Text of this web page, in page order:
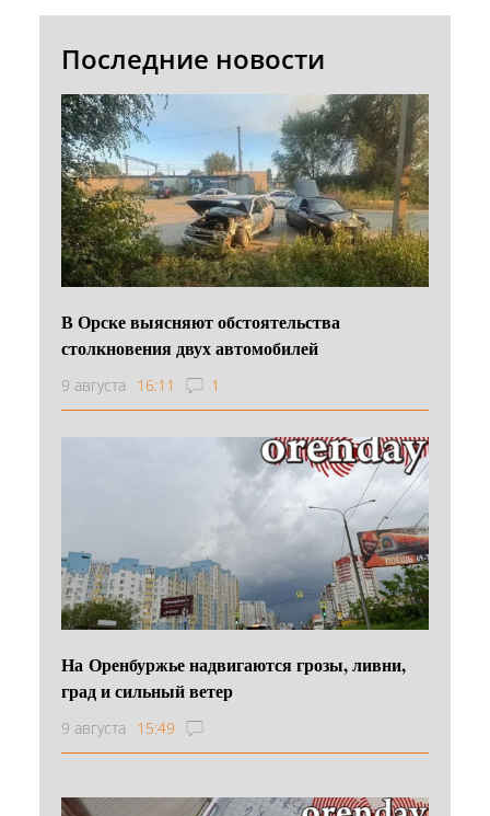
Последние новости
В Орске выясняют обстоятельства
столкновения двух автомобилей
9 августа 16:11 1
На Оренбуржье надвигаются грозы, ливни,
град и сильный ветер
9 августа 15:49